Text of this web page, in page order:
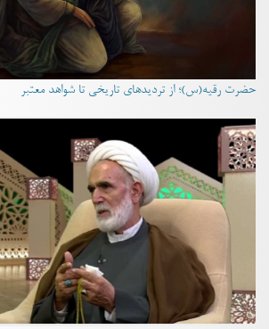
حضرت رقیه(س)؛ از تردیدهای تاریخی تا شواهد معتبر